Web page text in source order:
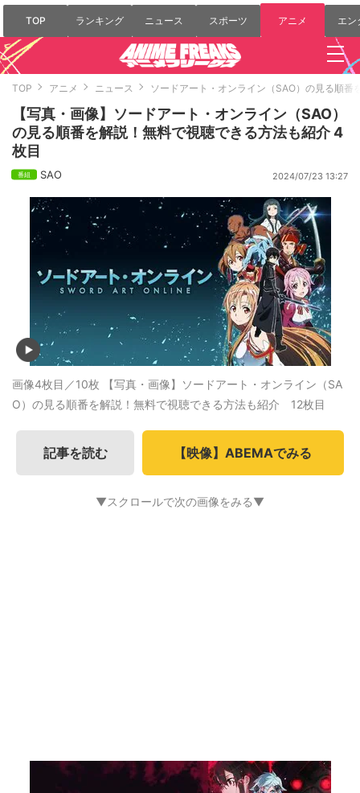
TOP ランキング ニュース スポーツ アニメ エン
TOP アニメ ニュース ソードアート・オンライン（SAO）の見る順番
【写真・画像】ソードアート・オンライン（SAO）
の見る順番を解説！無料で視聴できる方法も紹介 4
枚目
SAO 2024/07/23 13:27
画像4枚目／10枚 【写真・画像】ソードアート・オンライン（SA
O）の見る順番を解説！無料で視聴できる方法も紹介 12枚目
記事を読む 【映像】ABEMAでみる
▼スクロールで次の画像をみる▼